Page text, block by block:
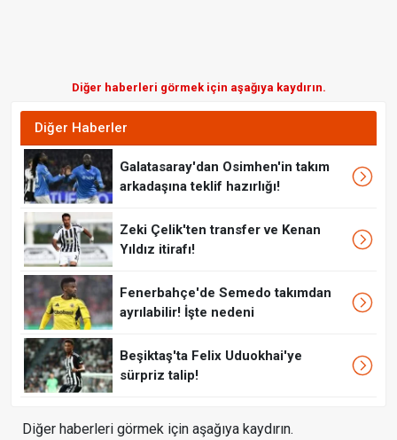
Diğer haberleri görmek için aşağıya kaydırın.
Diğer Haberler
Galatasaray'dan Osimhen'in takım
arkadaşına teklif hazırlığı!
Zeki Çelik'ten transfer ve Kenan
Yıldız itirafı!
Fenerbahçe'de Semedo takımdan
ayrılabilir! İşte nedeni
Beşiktaş'ta Felix Uduokhai'ye
sürpriz talip!
Diğer haberleri görmek için aşağıya kaydırın.